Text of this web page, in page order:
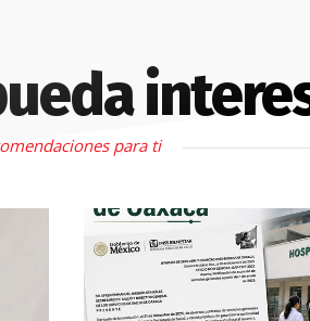
para ti